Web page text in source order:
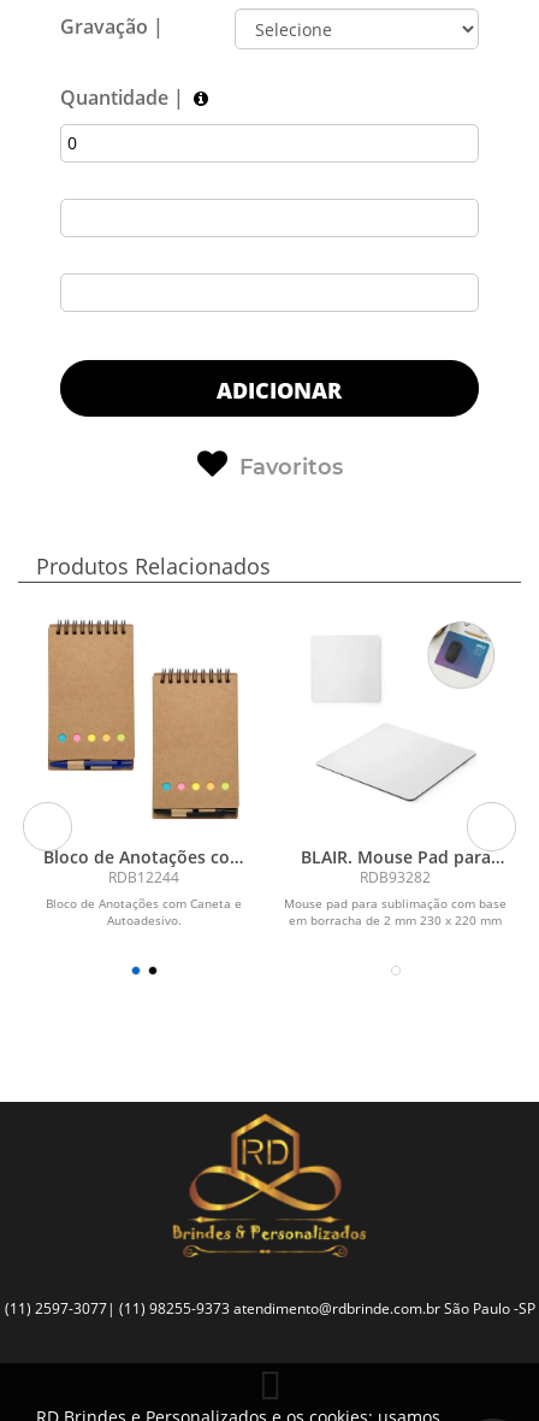
Gravação |
Quantidade |
ADICIONAR
Favoritos
Produtos Relacionados
Bloco de Anotações com
Caneta e Autoadesivo
RDB12244
Bloco de Anotações com Caneta e
Autoadesivo.
BLAIR. Mouse Pad para
sublimação em borracha
RDB93282
Mouse pad para sublimação com base
em borracha de 2 mm 230 x 220 mm
(11) 2597-3077| (11) 98255-9373 atendimento@rdbrinde.com.br São Paulo -SP